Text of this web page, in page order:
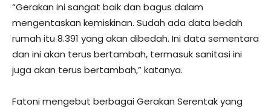
“Gerakan ini sangat baik dan bagus dalam
mengentaskan kemiskinan. Sudah ada data bedah
rumah itu 8.391 yang akan dibedah. Ini data sementara
dan ini akan terus bertambah, termasuk sanitasi ini
juga akan terus bertambah,” katanya.
Fatoni mengebut berbagai Gerakan Serentak yang